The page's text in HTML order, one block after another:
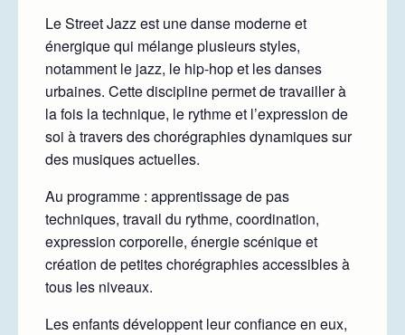
Le Street Jazz est une danse moderne et
énergique qui mélange plusieurs styles,
notamment le jazz, le hip-hop et les danses
urbaines. Cette discipline permet de travailler à
la fois la technique, le rythme et l’expression de
soi à travers des chorégraphies dynamiques sur
des musiques actuelles.
Au programme : apprentissage de pas
techniques, travail du rythme, coordination,
expression corporelle, énergie scénique et
création de petites chorégraphies accessibles à
tous les niveaux.
Les enfants développent leur confiance en eux,